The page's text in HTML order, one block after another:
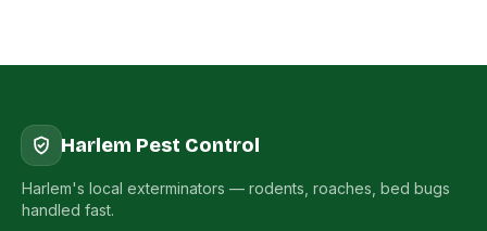
Harlem Pest Control
Harlem's local exterminators — rodents, roaches, bed bugs
handled fast.